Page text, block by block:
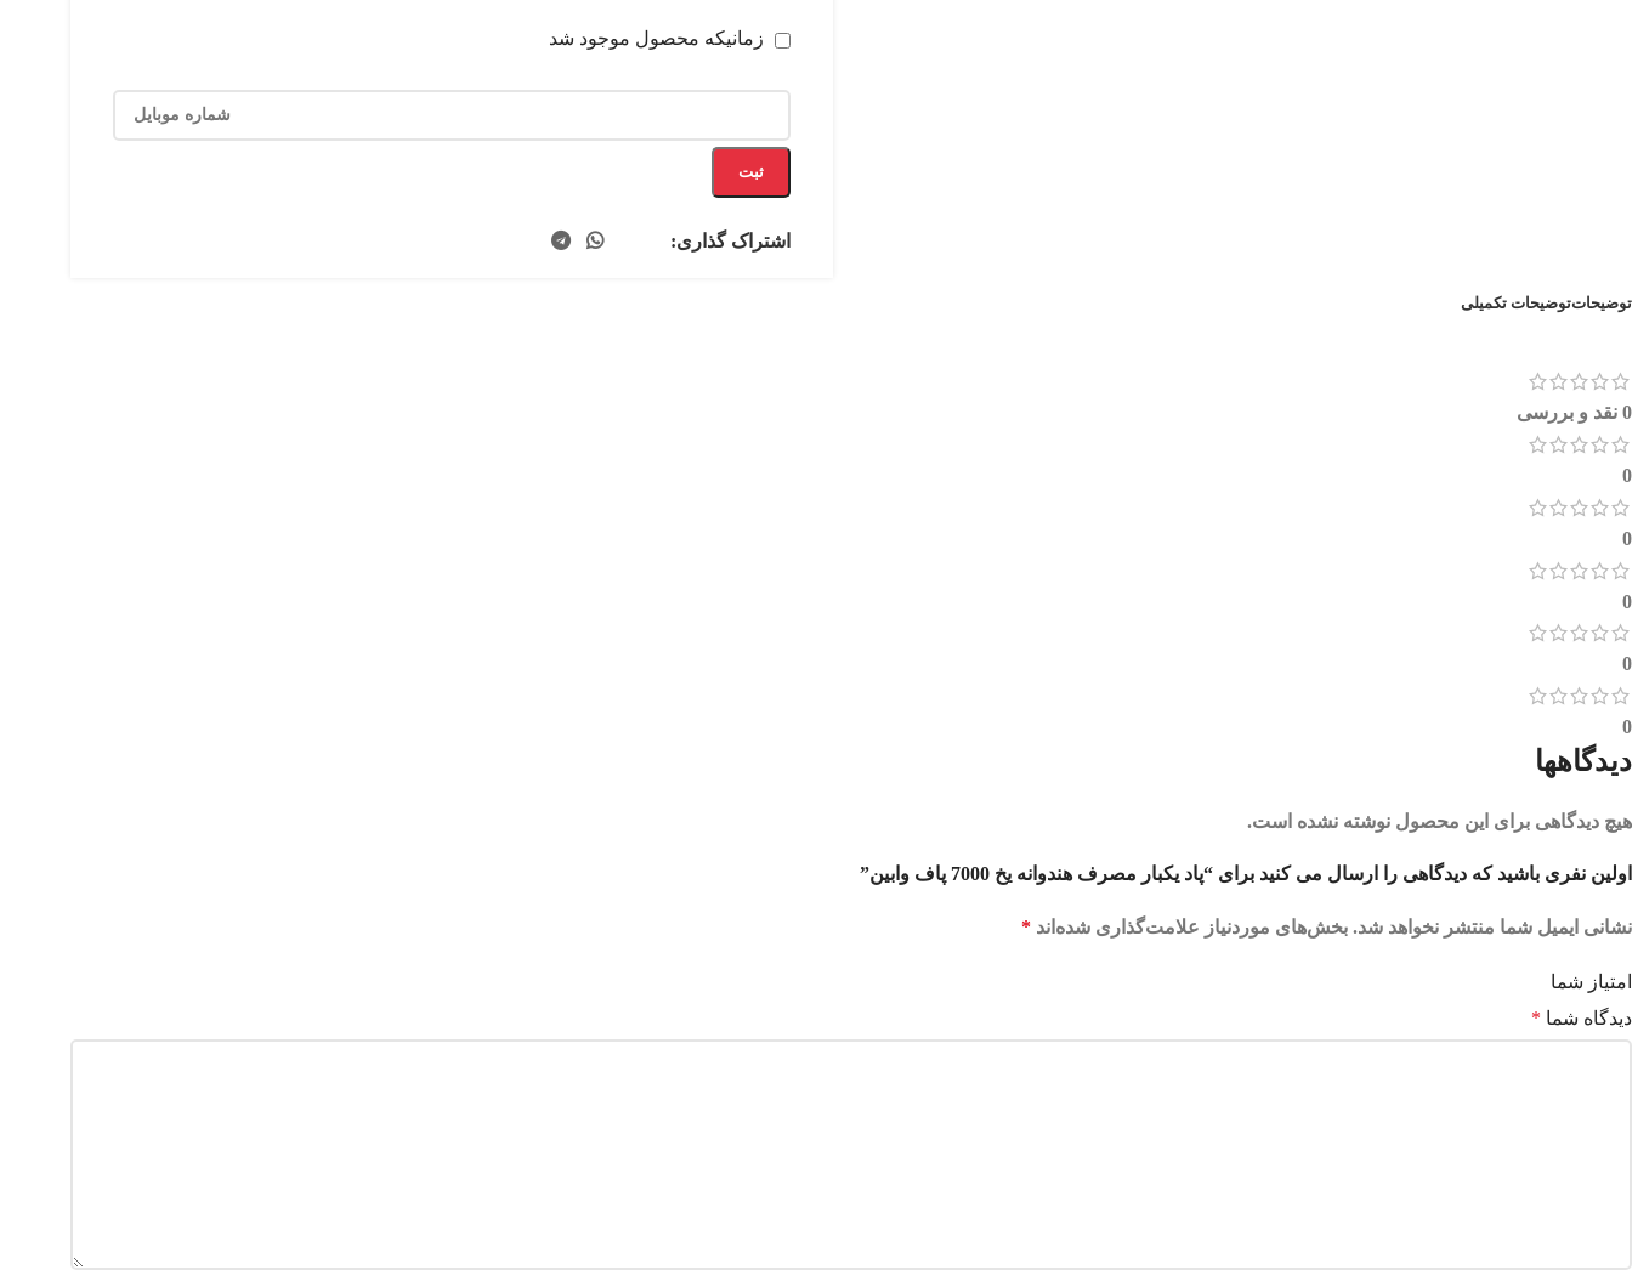
زمانیکه محصول موجود شد
ثبت
اشتراک گذاری:
توضیحاتتوضیحات تکمیلی
0 نقد و بررسی
0
0
0
0
0
دیدگاهها
هیچ دیدگاهی برای این محصول نوشته نشده است.
اولین نفری باشید که دیدگاهی را ارسال می کنید برای “پاد یکبار مصرف هندوانه یخ 7000 پاف وابین”
نشانی ایمیل شما منتشر نخواهد شد. بخش‌های موردنیاز علامت‌گذاری شده‌اند *
امتیاز شما
دیدگاه شما *